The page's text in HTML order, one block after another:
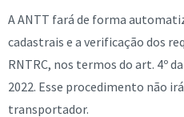
A ANTT fará de forma
cadastrais e a verificação dos
RNTRC, nos termos do art. 4º
2022. Esse procedimento não
transportador.